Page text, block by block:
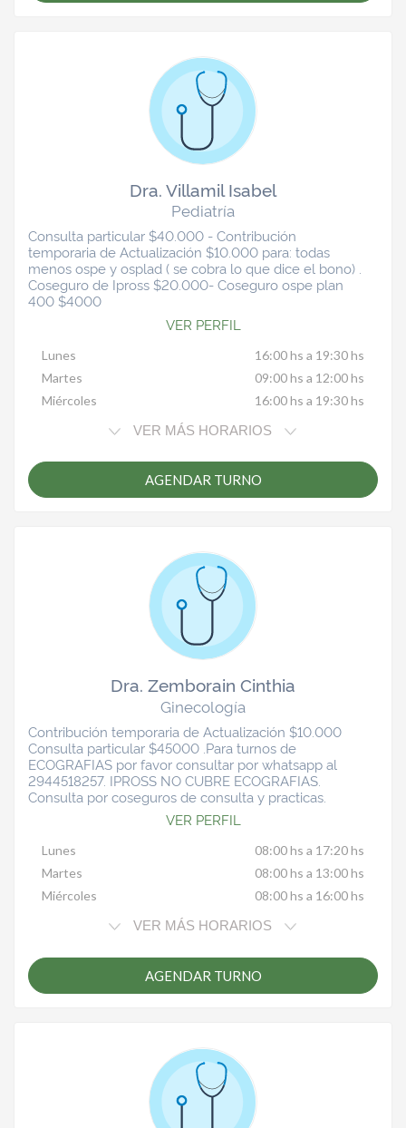
Dra. Villamil Isabel
Pediatría
Consulta particular $40.000 - Contribución
temporaria de Actualización $10.000 para: todas
menos ospe y osplad ( se cobra lo que dice el bono) .
Coseguro de Ipross $20.000- Coseguro ospe plan
400 $4000
VER PERFIL
Lunes
16:00 hs a 19:30 hs
Martes
09:00 hs a 12:00 hs
Miércoles
16:00 hs a 19:30 hs
VER MÁS HORARIOS
AGENDAR TURNO
Dra. Zemborain Cinthia
Ginecología
Contribución temporaria de Actualización $10.000
Consulta particular $45000 .Para turnos de
ECOGRAFIAS por favor consultar por whatsapp al
2944518257. IPROSS NO CUBRE ECOGRAFIAS.
Consulta por coseguros de consulta y practicas.
VER PERFIL
Lunes
08:00 hs a 17:20 hs
Martes
08:00 hs a 13:00 hs
Miércoles
08:00 hs a 16:00 hs
VER MÁS HORARIOS
AGENDAR TURNO